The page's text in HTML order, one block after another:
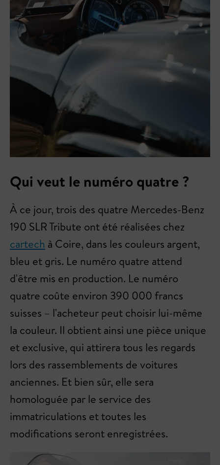
Qui veut le numéro quatre ?
À ce jour, trois des quatre Mercedes-Benz
190 SLR Tribute ont été réalisées chez
cartech à Coire, dans les couleurs argent,
bleu et gris. Le numéro quatre attend
d'être mis en production. Le numéro
quatre coûte environ 390 000 francs
suisses – l'acheteur peut choisir lui-même
la couleur. Il obtient ainsi une pièce unique
et exclusive, qui attirera tous les regards
lors des rassemblements de voitures
anciennes. Et bien sûr, elle sera
homologuée par le service des
immatriculations et toutes les
modifications seront enregistrées.